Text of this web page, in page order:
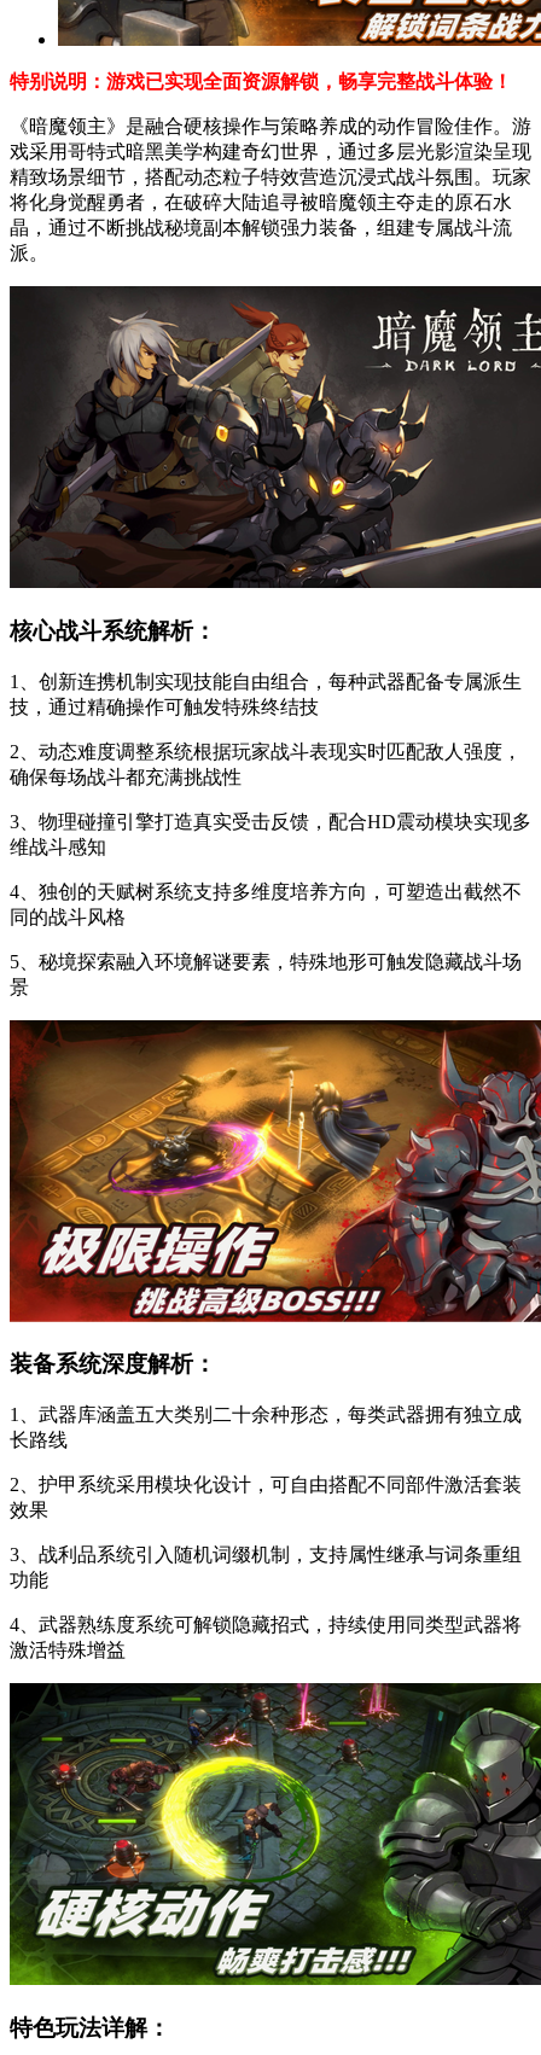
特别说明：游戏已实现全面资源解锁，畅享完整战斗体验！
《暗魔领主》是融合硬核操作与策略养成的动作冒险佳作。游
戏采用哥特式暗黑美学构建奇幻世界，通过多层光影渲染呈现
精致场景细节，搭配动态粒子特效营造沉浸式战斗氛围。玩家
将化身觉醒勇者，在破碎大陆追寻被暗魔领主夺走的原石水
晶，通过不断挑战秘境副本解锁强力装备，组建专属战斗流
派。
核心战斗系统解析：
1、创新连携机制实现技能自由组合，每种武器配备专属派生
技，通过精确操作可触发特殊终结技
2、动态难度调整系统根据玩家战斗表现实时匹配敌人强度，
确保每场战斗都充满挑战性
3、物理碰撞引擎打造真实受击反馈，配合HD震动模块实现多
维战斗感知
4、独创的天赋树系统支持多维度培养方向，可塑造出截然不
同的战斗风格
5、秘境探索融入环境解谜要素，特殊地形可触发隐藏战斗场
景
装备系统深度解析：
1、武器库涵盖五大类别二十余种形态，每类武器拥有独立成
长路线
2、护甲系统采用模块化设计，可自由搭配不同部件激活套装
效果
3、战利品系统引入随机词缀机制，支持属性继承与词条重组
功能
4、武器熟练度系统可解锁隐藏招式，持续使用同类型武器将
激活特殊增益
特色玩法详解：